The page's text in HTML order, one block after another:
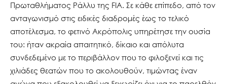
Πρωταθλήματος Ράλλυ της FIA. Σε κάθε επίπεδο, από τον
ανταγωνισμό στις ειδικές διαδρομές έως το τελικό
αποτέλεσμα, το φετινό Ακρόπολις υπηρέτησε την ουσία
του: ήταν ακραία απαιτητικό, δίκαιο και απόλυτα
συνδεδεμένο με το περιβάλλον που το φιλοξενεί και τις
χιλιάδες θεατών που το ακολουθούν, τιμώντας έναν